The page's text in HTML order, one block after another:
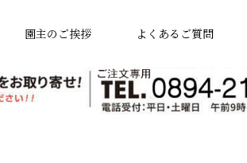
園主のご挨拶 よくあるご質問